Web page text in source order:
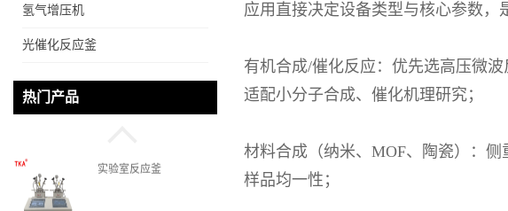
氢气增压机
光催化反应釜
热门产品
微通道反应器
实验室反应釜
应用直接决定设备类型与核心参数，
有机合成/催化反应：优先选高压微
适配小分子合成、催化机理研究；
材料合成（纳米、 MOF、陶瓷）：侧
样品均一性；